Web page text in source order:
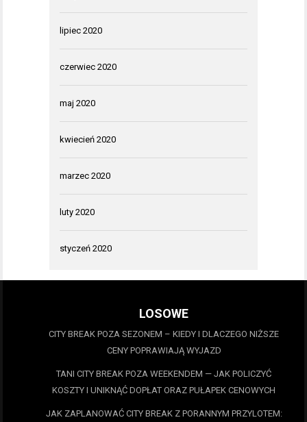
lipiec 2020
czerwiec 2020
maj 2020
kwiecień 2020
marzec 2020
luty 2020
styczeń 2020
LOSOWE
CITY BREAK POZA SEZONEM – KIEDY I DLACZEGO NIŻSZE
CENY POPRAWIAJĄ WYJAZD
TANI CITY BREAK POZA WEEKENDEM — JAK POLICZYĆ
KOSZTY I UNIKNĄĆ DOPŁAT ORAZ PUŁAPEK CENOWYCH
JAK ZAPLANOWAĆ CITY BREAK Z PORANNYM PRZYLOTEM: